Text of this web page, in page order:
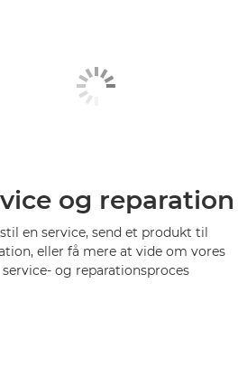
og reparation
en service, send et produkt til
eller få mere at vide om vores
service- og reparationsproces